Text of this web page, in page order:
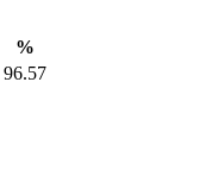
%
96.57